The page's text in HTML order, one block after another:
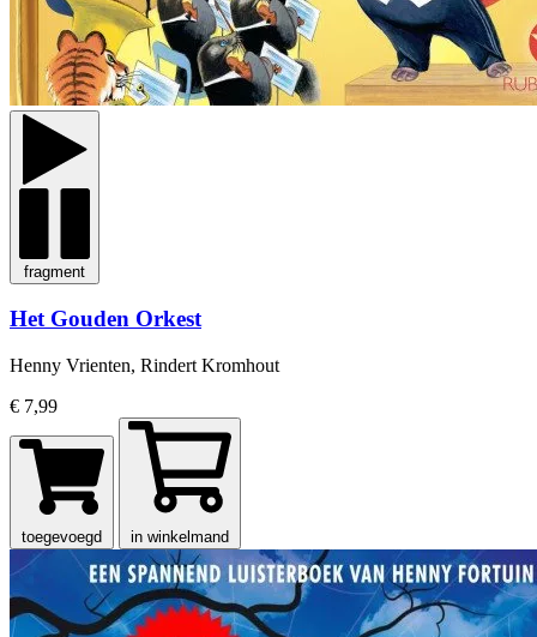
fragment
Het Gouden Orkest
Henny Vrienten, Rindert Kromhout
€ 7,99
toegevoegd in winkelmand